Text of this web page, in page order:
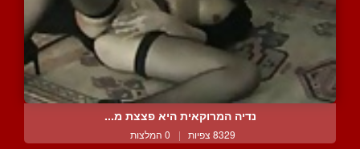
נדיה המרוקאית היא פצצת מ...
8329 צפיות | 0 המלצות